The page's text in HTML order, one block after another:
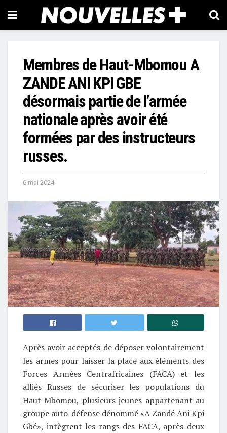
Membres de Haut-Mbomou A
ZANDE ANI KPI GBE
désormais partie de l’armée
nationale après avoir été
formées par des instructeurs
russes.
6 mai 2024
Après avoir acceptés de déposer volontairement
les armes pour laisser la place aux éléments des
Forces Armées Centrafricaines (FACA) et les
alliés Russes de sécuriser les populations du
Haut-Mbomou, plusieurs jeunes appartenant au
groupe auto-défense dénommé «A Zandé Ani Kpi
Gbé», intègrent les rangs des FACA, après deux